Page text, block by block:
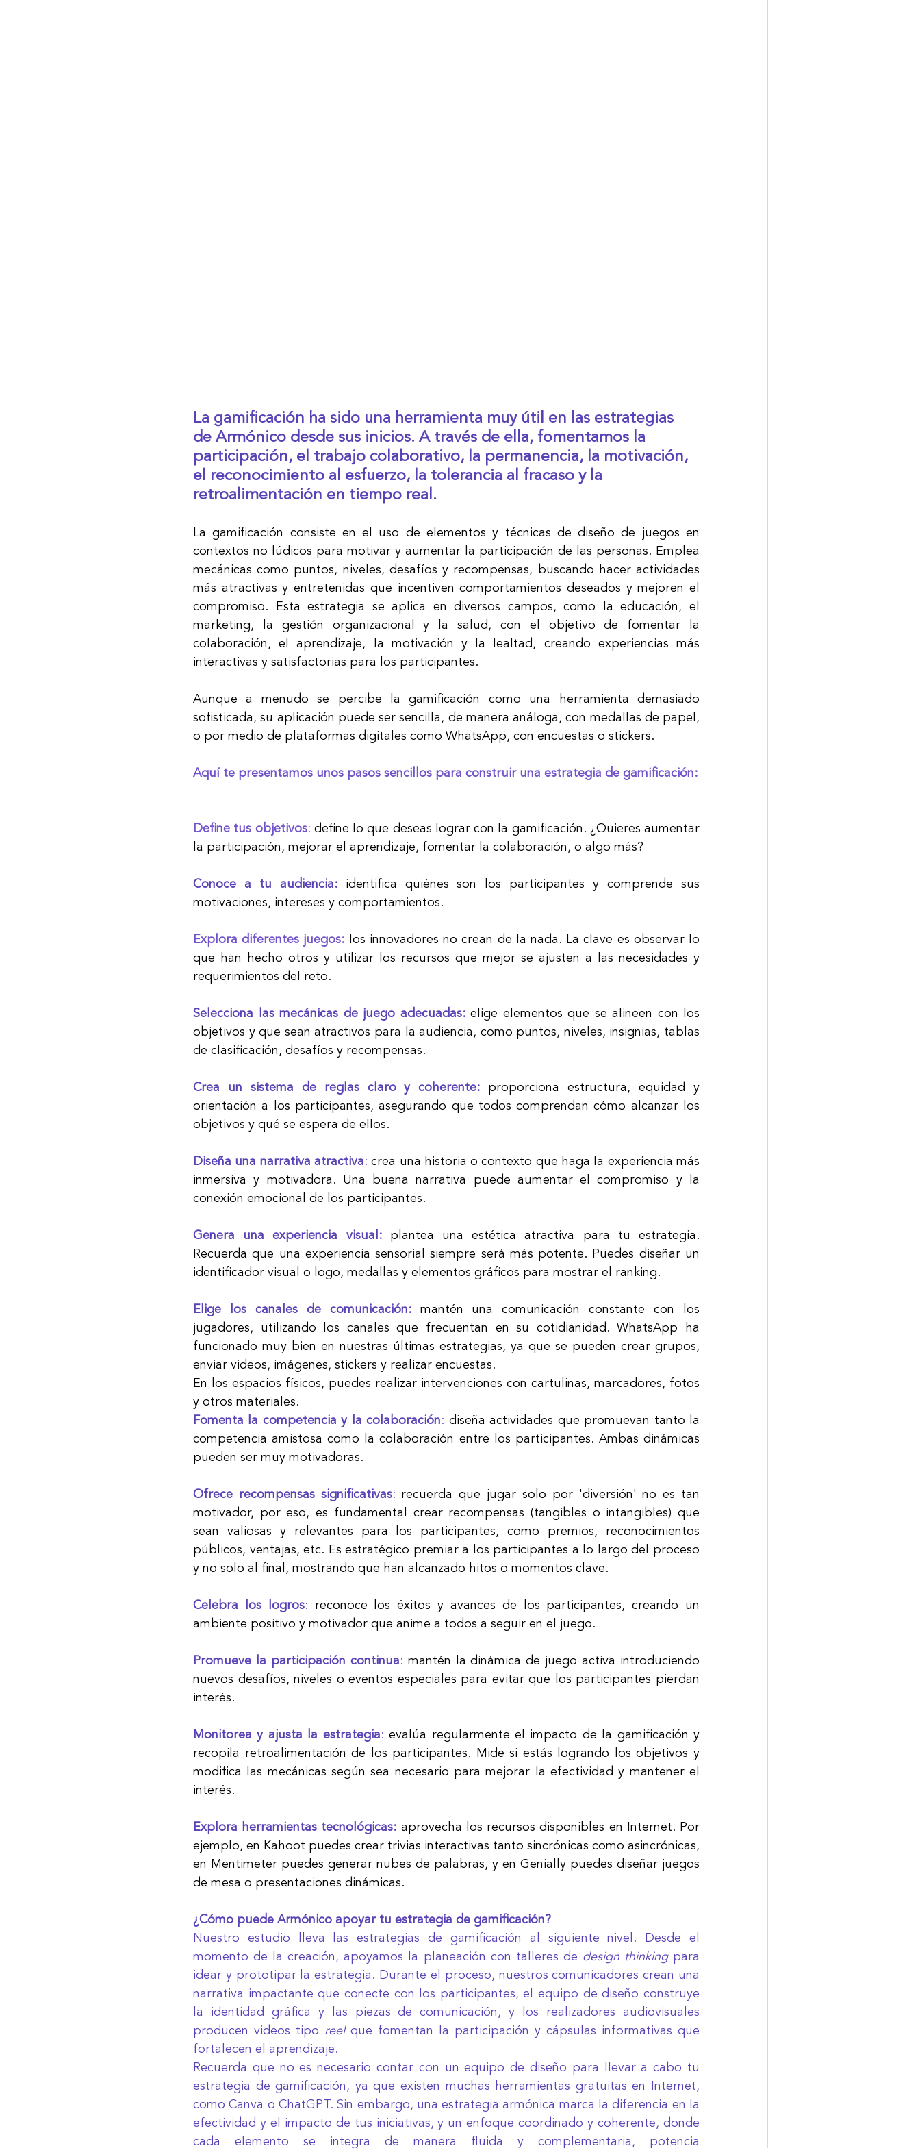
La gamificación ha sido una herramienta muy útil en las estrategias
de Armónico desde sus inicios. A través de ella, fomentamos la
participación, el trabajo colaborativo, la permanencia, la motivación,
el reconocimiento al esfuerzo, la tolerancia al fracaso y la
retroalimentación en tiempo real.
La gamificación consiste en el uso de elementos y técnicas de diseño de juegos en
contextos no lúdicos para motivar y aumentar la participación de las personas. Emplea
mecánicas como puntos, niveles, desafíos y recompensas, buscando hacer actividades
más atractivas y entretenidas que incentiven comportamientos deseados y mejoren el
compromiso. Esta estrategia se aplica en diversos campos, como la educación, el
marketing, la gestión organizacional y la salud, con el objetivo de fomentar la
colaboración, el aprendizaje, la motivación y la lealtad, creando experiencias más
interactivas y satisfactorias para los participantes.
Aunque a menudo se percibe la gamificación como una herramienta demasiado
sofisticada, su aplicación puede ser sencilla, de manera análoga, con medallas de papel,
o por medio de plataformas digitales como WhatsApp, con encuestas o stickers.
Aquí te presentamos unos pasos sencillos para construir una estrategia de gamificación:
Define tus objetivos: define lo que deseas lograr con la gamificación. ¿Quieres aumentar
la participación, mejorar el aprendizaje, fomentar la colaboración, o algo más?
Conoce a tu audiencia:
identifica quiénes son los participantes y comprende sus
motivaciones, intereses y comportamientos.
Explora diferentes juegos:
los innovadores no crean de la nada. La clave es observar lo
que han hecho otros y utilizar los recursos que mejor se ajusten a las necesidades y
requerimientos del reto.
Selecciona las mecánicas de juego adecuadas: elige elementos que se alineen con los
objetivos y que sean atractivos para la audiencia, como puntos, niveles, insignias, tablas
de clasificación, desafíos y recompensas.
Crea un sistema de reglas claro y coherente:
proporciona estructura, equidad y
orientación a los participantes, asegurando que todos comprendan cómo alcanzar los
objetivos y qué se espera de ellos.
Diseña una narrativa atractiva: crea una historia o contexto que haga la experiencia más
inmersiva y motivadora. Una buena narrativa puede aumentar el compromiso y la
conexión emocional de los participantes.
Genera una experiencia visual:
plantea una estética atractiva para tu estrategia.
Recuerda que una experiencia sensorial siempre será más potente. Puedes diseñar un
identificador visual o logo, medallas y elementos gráficos para mostrar el ranking.
Elige los canales de comunicación:
mantén una comunicación constante con los
jugadores, utilizando los canales que frecuentan en su cotidianidad. WhatsApp ha
funcionado muy bien en nuestras últimas estrategias, ya que se pueden crear grupos,
enviar videos, imágenes, stickers y realizar encuestas.
En los espacios físicos, puedes realizar intervenciones con cartulinas, marcadores, fotos
y otros materiales.
Fomenta la competencia y la colaboración: diseña actividades que promuevan tanto la
competencia amistosa como la colaboración entre los participantes. Ambas dinámicas
pueden ser muy motivadoras.
Ofrece recompensas significativas: recuerda que jugar solo por 'diversión' no es tan
motivador, por eso, es fundamental crear recompensas (tangibles o intangibles) que
sean valiosas y relevantes para los participantes, como premios, reconocimientos
públicos, ventajas, etc. Es estratégico premiar a los participantes a lo largo del proceso
y no solo al final, mostrando que han alcanzado hitos o momentos clave.
Celebra los logros: reconoce los éxitos y avances de los participantes, creando un
ambiente positivo y motivador que anime a todos a seguir en el juego.
Promueve la participación continua: mantén la dinámica de juego activa introduciendo
nuevos desafíos, niveles o eventos especiales para evitar que los participantes pierdan
interés.
Monitorea y ajusta la estrategia: evalúa regularmente el impacto de la gamificación y
recopila retroalimentación de los participantes. Mide si estás logrando los objetivos y
modifica las mecánicas según sea necesario para mejorar la efectividad y mantener el
interés.
Explora herramientas tecnológicas: aprovecha los recursos disponibles en Internet. Por
ejemplo, en Kahoot puedes crear trivias interactivas tanto sincrónicas como asincrónicas,
en Mentimeter puedes generar nubes de palabras, y en Genially puedes diseñar juegos
de mesa o presentaciones dinámicas.
¿Cómo puede Armónico apoyar tu estrategia de gamificación?
Nuestro estudio lleva las estrategias de gamificación al siguiente nivel. Desde el
momento de la creación, apoyamos la planeación con talleres de design thinking para
idear y prototipar la estrategia. Durante el proceso, nuestros comunicadores crean una
narrativa impactante que conecte con los participantes, el equipo de diseño construye
la identidad gráfica y las piezas de comunicación, y los realizadores audiovisuales
producen videos tipo reel que fomentan la participación y cápsulas informativas que
fortalecen el aprendizaje.
Recuerda que no es necesario contar con un equipo de diseño para llevar a cabo tu
estrategia de gamificación, ya que existen muchas herramientas gratuitas en Internet,
como Canva o ChatGPT. Sin embargo, una estrategia armónica marca la diferencia en la
efectividad y el impacto de tus iniciativas, y un enfoque coordinado y coherente, donde
cada elemento se integra de manera fluida y complementaria, potencia